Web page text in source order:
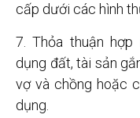
cấp dưới các hình
7. Thỏa thuận
dụng đất, tài sản
vợ và chồng hoặc
dụng.